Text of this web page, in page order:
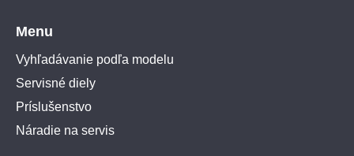
Menu
Vyhľadávanie podľa modelu
Servisné diely
Príslušenstvo
Náradie na servis